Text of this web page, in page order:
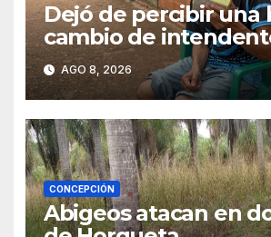
Dejó de percibir una
cambio de
ahora vende
subsistir
AGO 8, 2026
CONCEPCIÓN
Abigeos atacan en